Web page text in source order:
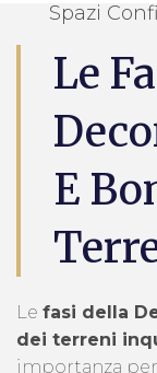
Spazi
Le
E
Le fasi della
dei terreni
importanza